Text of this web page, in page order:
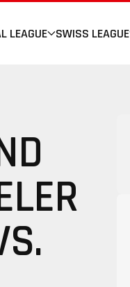
LEAGUE SWISS LEAGUE